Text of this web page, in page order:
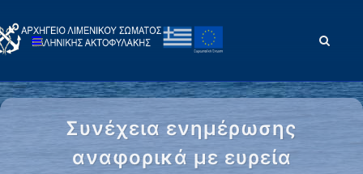
Συνέχεια ενημέρωσης
αναφορικά με ευρεία